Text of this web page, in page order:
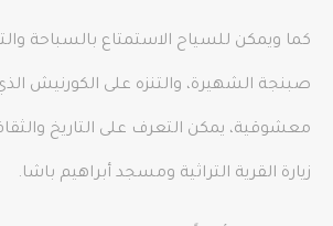
كما ويمكن للسياح الاستمتاع بالسباحة
صبنجة الشهيرة، والتنزه على الكورنيش
معشوقية، يمكن التعرف على التاريخ
زيارة القرية التراثية ومسجد أبراهيم باشا.